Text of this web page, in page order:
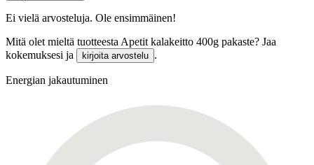
Ei vielä arvosteluja. Ole ensimmäinen!
Mitä olet mieltä tuotteesta Apetit kalakeitto 400g pakaste? Jaa
kokemuksesi ja
kirjoita arvostelu .
Energian jakautuminen